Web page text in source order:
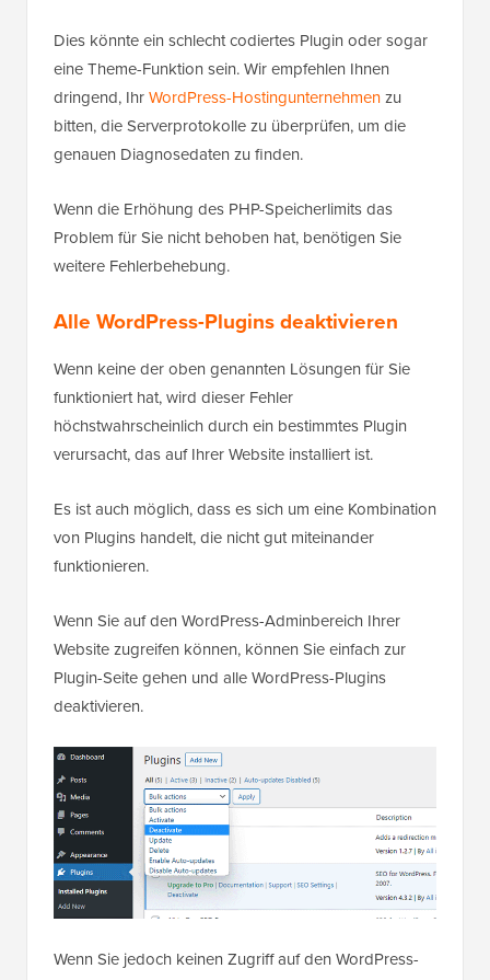
Dies könnte ein schlecht codiertes Plugin oder sogar
eine Theme-Funktion sein. Wir empfehlen Ihnen
dringend, IhrWordPress-Hostingunternehmenzu
bitten, die Serverprotokolle zu überprüfen, um die
genauen Diagnosedaten zu finden.
Wenn die Erhöhung des PHP-Speicherlimits das
Problem für Sie nicht behoben hat, benötigen Sie
weitere Fehlerbehebung.
Alle WordPress-Plugins deaktivieren
Wenn keine der oben genannten Lösungen für Sie
funktioniert hat, wird dieser Fehler
höchstwahrscheinlich durch ein bestimmtes Plugin
verursacht, das auf Ihrer Website installiert ist.
Es ist auch möglich, dass es sich um eine Kombination
von Plugins handelt, die nicht gut miteinander
funktionieren.
Wenn Sie auf den WordPress-Adminbereich Ihrer
Website zugreifen können, können Sie einfach zur
Plugin-Seite gehen und alle WordPress-Plugins
deaktivieren.
Wenn Sie jedoch keinen Zugriff auf den WordPress-